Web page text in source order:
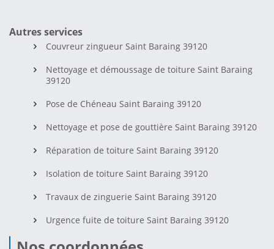
Autres services
Couvreur zingueur Saint Baraing 39120
Nettoyage et démoussage de toiture Saint Baraing
39120
Pose de Chéneau Saint Baraing 39120
Nettoyage et pose de gouttière Saint Baraing 39120
Réparation de toiture Saint Baraing 39120
Isolation de toiture Saint Baraing 39120
Travaux de zinguerie Saint Baraing 39120
Urgence fuite de toiture Saint Baraing 39120